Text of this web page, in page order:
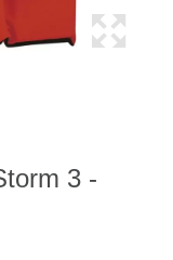
3 -